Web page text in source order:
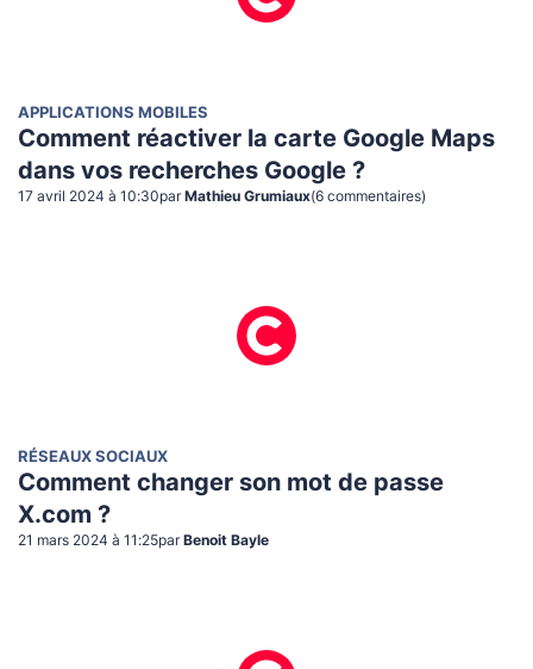
APPLICATIONS MOBILES
Comment réactiver la carte Google Maps
dans vos recherches Google ?
17 avril 2024 à 10:30par Mathieu Grumiaux(6 commentaires)
RÉSEAUX SOCIAUX
Comment changer son mot de passe
X.com ?
21 mars 2024 à 11:25par Benoit Bayle